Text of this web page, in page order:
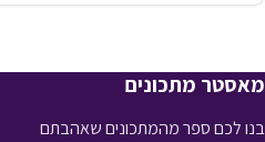
מאסטר מתכונים
בנו לכם ספר מהמתכונים שאהבתם